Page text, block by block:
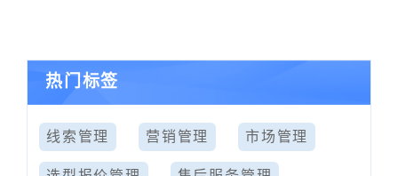
热门标签
线索管理 营销管理 市场管理